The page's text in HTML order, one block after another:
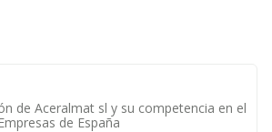
de Aceralmat sl y su competencia en el
de España